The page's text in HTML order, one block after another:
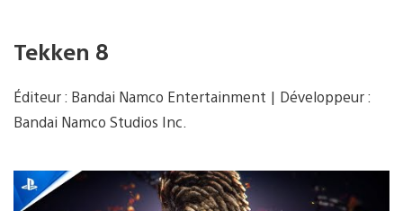
Tekken 8
Éditeur : Bandai Namco Entertainment | Développeur :
Bandai Namco Studios Inc.